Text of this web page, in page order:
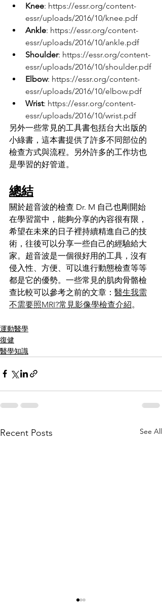
Knee: https://essr.org/content-
essr/uploads/2016/10/knee.pdf
Ankle: https://essr.org/content-
essr/uploads/2016/10/ankle.pdf
Shoulder: https://essr.org/content-
essr/uploads/2016/10/shoulder.pdf
Elbow: https://essr.org/content-
essr/uploads/2016/10/elbow.pdf
Wrist: https://essr.org/content-
essr/uploads/2016/10/wrist.pdf
另外一些常見的工具書包括台大出版的
小綠書，這本書提供了許多不同部位的
檢查方式與流程。另外許多的工作坊也
是學習的好管道。
總結
關於超音波的檢查 Dr. M 自己也剛開始
在學習當中，能夠分享的內容很有限，
希望在未來的日子裡持續精進自己的技
術，往後可以分享一些自己的經驗給大
家。超音波是一個很好用的工具，沒有
侵入性、方便、可以進行動態檢查等等
都是它的優勢。一些常見的肌肉骨骼檢
查比較可以參考之前的文章： 醫生我需
不需要照MRI?常見影像學檢查介紹。
運動醫學
復健
醫學知識
Recent Posts See All